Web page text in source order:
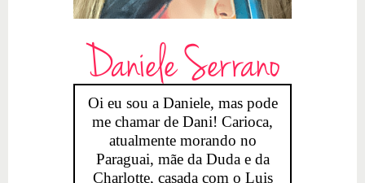
Daniele Serrano
Oi eu sou a Daniele, mas pode
me chamar de Dani! Carioca,
atualmente morando no
Paraguai, mãe da Duda e da
Charlotte, casada com o Luis